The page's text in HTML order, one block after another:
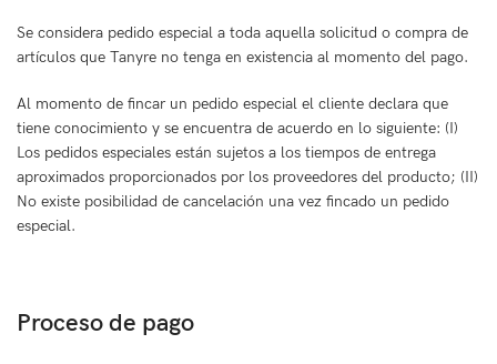
Se considera pedido especial a toda aquella solicitud o compra de
artículos que Tanyre no tenga en existencia al momento del pago.
Al momento de fincar un pedido especial el cliente declara que
tiene conocimiento y se encuentra de acuerdo en lo siguiente: (I)
Los pedidos especiales están sujetos a los tiempos de entrega
aproximados proporcionados por los proveedores del producto; (II)
No existe posibilidad de cancelación una vez fincado un pedido
especial.
Proceso de pago